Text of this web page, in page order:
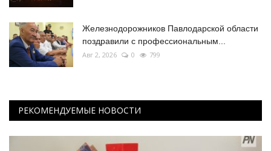
Железнодорожников Павлодарской области
поздравили с профессиональным...
Авг 2, 2026 0 799
РЕКОМЕНДУЕМЫЕ НОВОСТИ